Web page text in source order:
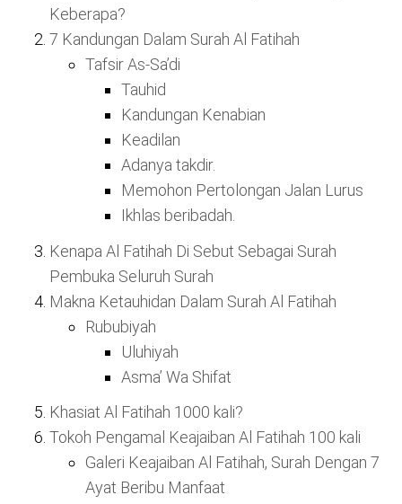
Keberapa?
7 Kandungan Dalam Surah Al Fatihah
Tafsir As-Sa’di
Tauhid
Kandungan Kenabian
Keadilan
Adanya takdir.
Memohon Pertolongan Jalan Lurus
Ikhlas beribadah.
Kenapa Al Fatihah Di Sebut Sebagai Surah
Pembuka Seluruh Surah
Makna Ketauhidan Dalam Surah Al Fatihah
Rububiyah
Uluhiyah
Asma’ Wa Shifat
Khasiat Al Fatihah 1000 kali?
Tokoh Pengamal Keajaiban Al Fatihah 100 kali
Galeri Keajaiban Al Fatihah, Surah Dengan 7
Ayat Beribu Manfaat